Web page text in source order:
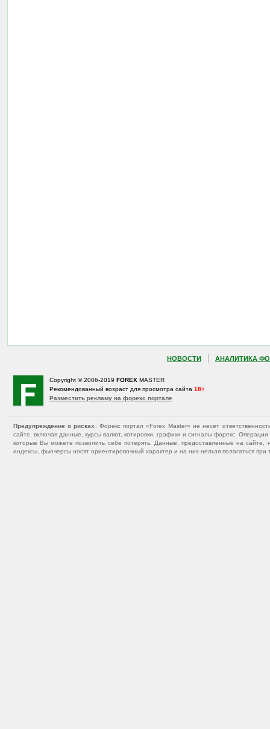
НОВОСТИ АНАЛИТИКА
Copyright © 2006-2019 FOREX MASTER
Рекомендованный возраст для просмотра сайта 18+
Разместить рекламу на форекс портале
Предупреждение о рисках : Форекс портал «Forex Master» не несет
сайте, включая данные, курсы валют, котировки, графики и сигналы форекс.
которые Вы можете позволить себе потерять. Данные, предоставленные на
индексы, фьючерсы носят ориентировочный характер и на них нельзя полагаться при